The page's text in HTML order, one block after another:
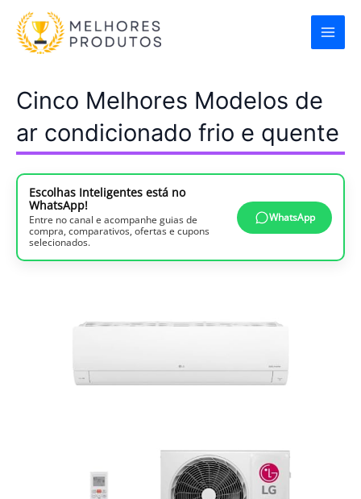
para
Cinco Melhores Modelos de
ar condicionado frio e quente
Escolhas Inteligentes está no
WhatsApp!
Entre no canal e acompanhe guias de
compra, comparativos, ofertas e cupons
selecionados.
WhatsApp